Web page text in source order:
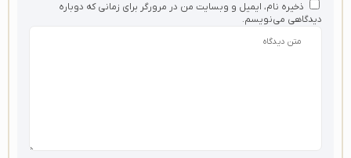
ذخیره نام، ایمیل و وبسایت من در مرورگر برای زمانی که دوباره
دیدگاهی می‌نویسم.